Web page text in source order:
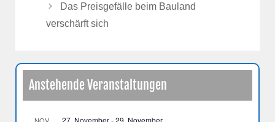
Das Preisgefälle beim Bauland
verschärft sich
Anstehende Veranstaltungen
NOV. 27. November-29. November